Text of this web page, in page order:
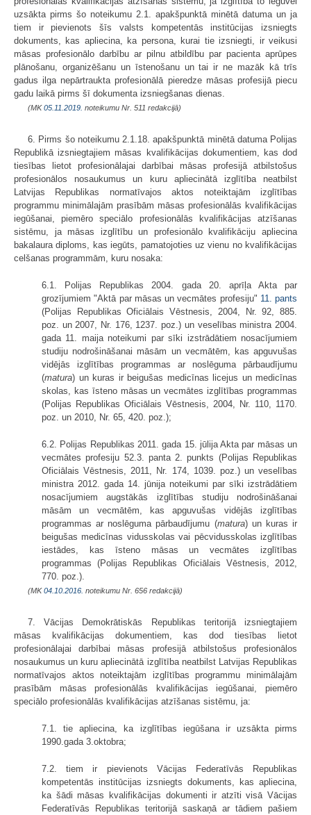
uzsākta pirms šo noteikumu 2.1. apakšpunktā minētā datuma un ja
tiem ir pievienots šīs valsts kompetentās institūcijas izsniegts
dokuments, kas apliecina, ka persona, kurai tie izsniegti, ir veikusi
māsas profesionālo darbību ar pilnu atbildību par pacienta aprūpes
plānošanu, organizēšanu un īstenošanu un tai ir ne mazāk kā trīs
gadus ilga nepārtraukta profesionālā pieredze māsas profesijā piecu
gadu laikā pirms šī dokumenta izsniegšanas dienas.
(MK05.11.2019. noteikumu Nr. 511 redakcijā)
6. Pirms šo noteikumu 2.1.18. apakšpunktā minētā datuma Polijas
Republikā izsniegtajiem māsas kvalifikācijas dokumentiem, kas dod
tiesības lietot profesionālajai darbībai māsas profesijā atbilstošus
profesionālos nosaukumus un kuru apliecinātā izglītība neatbilst
Latvijas Republikas normatīvajos aktos noteiktajām izglītības
programmu minimālajām prasībām māsas profesionālās kvalifikācijas
iegūšanai, piemēro speciālo profesionālās kvalifikācijas atzīšanas
sistēmu, ja māsas izglītību un profesionālo kvalifikāciju apliecina
bakalaura diploms, kas iegūts, pamatojoties uz vienu no kvalifikācijas
celšanas programmām, kuru nosaka:
6.1. Polijas Republikas 2004. gada 20. aprīļa Akta par
grozījumiem "Aktā par māsas un vecmātes profesiju" 11. pants
(Polijas Republikas Oficiālais Vēstnesis, 2004, Nr. 92, 885.
poz. un 2007, Nr. 176, 1237. poz.) un veselības ministra 2004.
gada 11. maija noteikumi par sīki izstrādātiem nosacījumiem
studiju nodrošināšanai māsām un vecmātēm, kas apguvušas
vidējās izglītības programmas ar noslēguma pārbaudījumu
(matura) un kuras ir beigušas medicīnas licejus un medicīnas
skolas, kas īsteno māsas un vecmātes izglītības programmas
(Polijas Republikas Oficiālais Vēstnesis, 2004, Nr. 110, 1170.
poz. un 2010, Nr. 65, 420. poz.);
6.2. Polijas Republikas 2011. gada 15. jūlija Akta par māsas un
vecmātes profesiju 52.3. panta 2. punkts (Polijas Republikas
Oficiālais Vēstnesis, 2011, Nr. 174, 1039. poz.) un veselības
ministra 2012. gada 14. jūnija noteikumi par sīki izstrādātiem
nosacījumiem augstākās izglītības studiju nodrošināšanai
māsām un vecmātēm, kas apguvušas vidējās izglītības
programmas ar noslēguma pārbaudījumu (matura) un kuras ir
beigušas medicīnas vidusskolas vai pēcvidusskolas izglītības
iestādes, kas īsteno māsas un vecmātes izglītības
programmas (Polijas Republikas Oficiālais Vēstnesis, 2012,
770. poz.).
(MK04.10.2016. noteikumu Nr. 656 redakcijā)
7. Vācijas Demokrātiskās Republikas teritorijā izsniegtajiem
māsas kvalifikācijas dokumentiem, kas dod tiesības lietot
profesionālajai darbībai māsas profesijā atbilstošus profesionālos
nosaukumus un kuru apliecinātā izglītība neatbilst Latvijas Republikas
normatīvajos aktos noteiktajām izglītības programmu minimālajām
prasībām māsas profesionālās kvalifikācijas iegūšanai, piemēro
speciālo profe­sionālās kvalifikācijas atzīšanas sistēmu, ja:
7.1. tie apliecina, ka izglītības iegūšana ir uzsākta pirms
1990.gada 3.oktobra;
7.2. tiem ir pievienots Vācijas Federatīvās Republikas
kompetentās insti­tūcijas izsniegts dokuments, kas apliecina,
ka šādi māsas kvalifikācijas doku­menti ir atzīti visā Vācijas
Federatīvās Republikas teritorijā saskaņā ar tādiem pašiem